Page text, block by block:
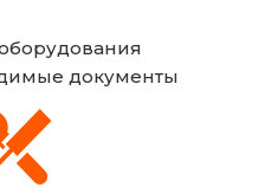
документы